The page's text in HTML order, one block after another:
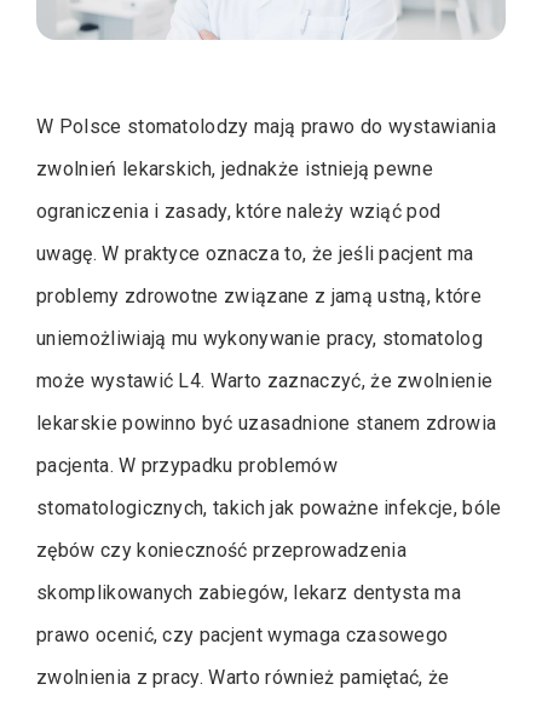
W Polsce stomatolodzy mają prawo do wystawiania
zwolnień lekarskich, jednakże istnieją pewne
ograniczenia i zasady, które należy wziąć pod
uwagę. W praktyce oznacza to, że jeśli pacjent ma
problemy zdrowotne związane z jamą ustną, które
uniemożliwiają mu wykonywanie pracy, stomatolog
może wystawić L4. Warto zaznaczyć, że zwolnienie
lekarskie powinno być uzasadnione stanem zdrowia
pacjenta. W przypadku problemów
stomatologicznych, takich jak poważne infekcje, bóle
zębów czy konieczność przeprowadzenia
skomplikowanych zabiegów, lekarz dentysta ma
prawo ocenić, czy pacjent wymaga czasowego
zwolnienia z pracy. Warto również pamiętać, że